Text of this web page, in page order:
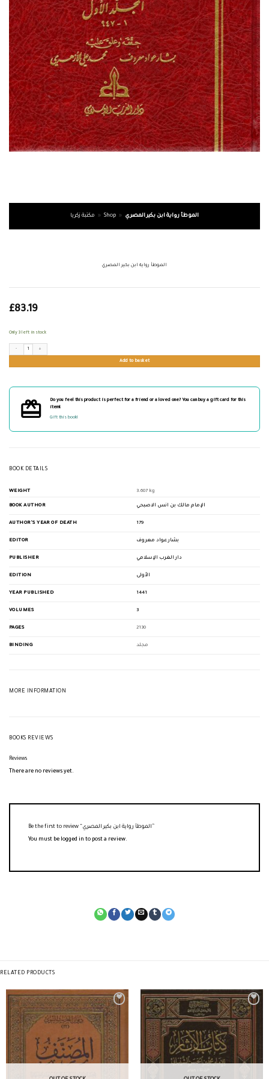
مكتبة زكريا » Shop » الموطأ رواية ابن بكير المصري
الموطأ رواية ابن بكير المصري
£83.19
Only 3 left in stock
Add to basket
Do you feel this product is perfect for a friend or a loved one? You can buy a gift card for this
item!
Gift this book!
BOOK DETAILS
WEIGHT 3.607 kg
BOOK AUTHOR الإمام مالك بن انس الاصبحي
AUTHOR'S YEAR OF DEATH 179
EDITOR بشار عواد معروف
PUBLISHER دار الغرب الإسلامي
EDITION الأولى
YEAR PUBLISHED 1441
VOLUMES 3
PAGES 2130
BINDING مجلد
MORE INFORMATION
BOOKS REVIEWS
Reviews
There are no reviews yet.
You must be logged in to post a review.
RELATED PRODUCTS